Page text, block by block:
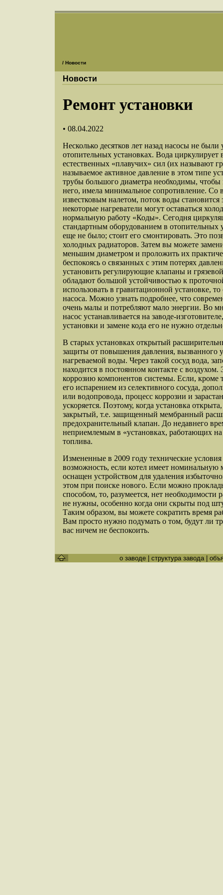
/ Новости
Новости
Ремонт установки
• 08.04.2022
Несколько десятков лет назад насосы не
отопительных установках. Вода циркулирует
естественных «плавучих» сил (их называют
называемое активное давление в этом типе
трубы большого диаметра необходимы, чтобы
него, имела минимальное сопротивление. Со
известковым налетом, поток воды становится
некоторые нагреватели могут оставаться
нормальную работу «Коды». Сегодня
стандартным оборудованием в отопительных
еще не было; стоит его смонтировать. Это
холодных радиаторов. Затем вы можете
меньшим диаметром и проложить их
беспокоясь о связанных с этим потерях
установить регулирующие клапаны и
обладают большой устойчивостью к
использовать в гравитационной установке,
насоса. Можно узнать подробнее, что
очень малы и потребляют мало энергии. Во
насос устанавливается на заводе-
установки и замене кода его не нужно
В старых установках открытый
защиты от повышения давления, вызванного
нагреваемой воды. Через такой сосуд вода,
находится в постоянном контакте с
коррозию компонентов системы. Если, кроме
его испарением из селективного сосуда,
или водопровода, процесс коррозии и
ускоряется. Поэтому, когда установка
закрытый, т.е. защищенный мембранный
предохранительный клапан. До недавнего
неприемлемым в «установках, работающих на
топлива.
Измененные в 2009 году технические
возможность, если котел имеет
оснащен устройством для удаления
этом при поиске нового. Если можно
способом, то, разумеется, нет необходимости
не нужны, особенно когда они скрыты под
Таким образом, вы можете сократить время
Вам просто нужно подумать о том, будут ли
вас ничем не беспокоить.
о заводе структура завода